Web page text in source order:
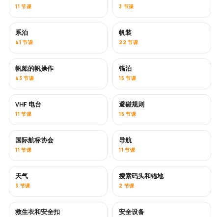
11 节课 3 节课
系泊
41 节课
帆装
22 节课
帆船的帆操作
43 节课
锚泊
15 节课
VHF 电台
11 节课
避碰规则
15 节课
国际航标协会
11 节课
导航
11 节课
天气
3 节课
搜索码头和锚地
2 节课
救生衣和安全扣 安全设备